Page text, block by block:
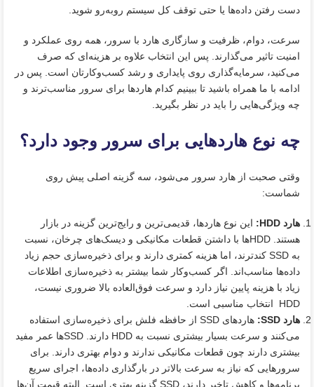
دست رفتن داده‌ها یا حتی توقف کل سیستم روبه‌رو شوید.
سرعت، دوام، ظرفیت و سازگاری هارد با سرور، همه روی عملکرد و
امنیت تاثیر می‌گذارند. پس این انتخاب علاوه بر هزینه‌ای که صرف
می‌کنید، سرمایه‌گذاری روی پایداری و رشد کسب‌وکارتان است. پس در
ادامه با ما همراه باشید تا ببینیم کدام هاردها برای سرور مناسب‌ترند و
چه ویژگی‌هایی را باید در نظر بگیرید.
چه نوع هاردهایی برای سرور وجود دارد؟
وقتی صحبت از هارد سرور می‌شود، سه گزینه اصلی پیش روی
شماست:
هارد HDD
: این نوع هاردها، قدیمی‌ترین و رایج‌ترین گزینه در بازار
هستند. HDDها با داشتن قطعات مکانیکی و دیسک‌های چرخان، نسبت
به SSD کندترند، اما هزینه کمتری دارند و برای ذخیره‌سازی حجم زیاد
داده‌ها مناسب‌اند. اگر کسب‌وکار شما بیشتر به ذخیره‌سازی اطلاعات
زیاد با هزینه پایین نیاز دارد و سرعت فوق‌العاده بالا ضروری نیست،
HDD انتخاب مناسبی است.
هارد SSD
:
هاردهای SSD از حافظه فلش برای ذخیره‌سازی استفاده
می‌کنند و سرعت بسیار بیشتری نسبت به HDD دارند. SSDها عمر مفید
بیشتری دارند چون قطعات مکانیکی ندارند و دوام بهتری دارند. برای
سرورهایی که نیاز به سرعت بالاتر در بارگذاری داده‌ها، اجرای سریع
برنامه‌ها و کاهش تاخیر دارند، SSD گزینه بهتری است. البته قیمت آن‌ها